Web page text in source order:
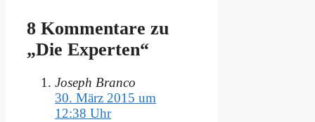
8 Kommentare zu
„Die Ex­per­ten“
Joseph Branco
30. März 2015 um
12:38 Uhr